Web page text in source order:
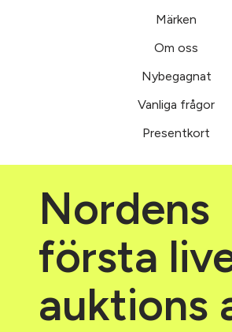
Märken
Om oss
Nybegagnat
Vanliga frågor
Presentkort
Nordens
första
auktions